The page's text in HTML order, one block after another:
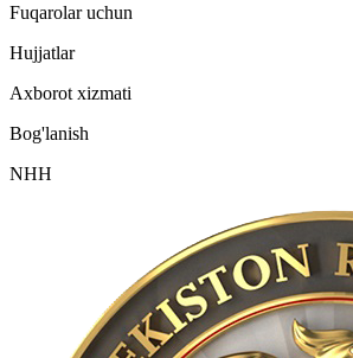
Fuqarolar uchun
Hujjatlar
Axborot xizmati
Bog'lanish
NHH